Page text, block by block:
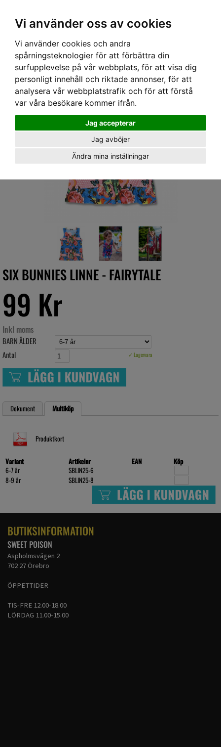
Vi använder oss av cookies
Vi använder cookies och andra
spårningsteknologier för att förbättra din
surfupplevelse på vår webbplats, för att visa dig
personligt innehåll och riktade annonser, för att
analysera vår webbplatstrafik och för att förstå
var våra besökare kommer ifrån.
Jag accepterar
Jag avböjer
Ändra mina inställningar
Hem› BARN›LINNE› SIX BUNNIES LINNE - FAIRYTALE
SIX BUNNIES LINNE - FAIRYTALE
99 Kr
Inkl moms
BARN ÅLDER
Antal
✓ Lagervara
Dokument Multiköp
Produktkort
Variant Artikelnr EAN
Köp
6-7 år
SBLIN25-6
8-9 år
SBLIN25-8
BUTIKSINFORMATION
SWEET POISON
Aspholmsvägen 2
702 27 Örebro
ÖPPETTIDER
TIS-FRE 12.00-18.00
LÖRDAG 11.00-15.00